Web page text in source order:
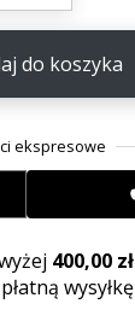
do koszyka
400,00 zł
wysyłkę